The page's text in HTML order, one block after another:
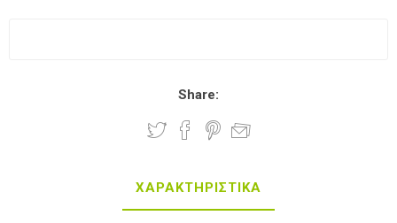
Share:
ΧΑΡΑΚΤΗΡΙΣΤΙΚΑ